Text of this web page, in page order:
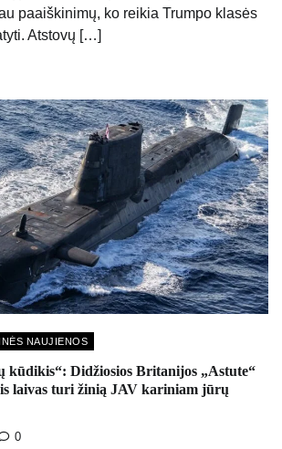
paaiškinimų, ko reikia Trumpo klasės
Atstovų […]
NAUJIENOS
kūdikis“: Didžiosios Britanijos „Astute“
laivas turi žinią JAV kariniam jūrų
0